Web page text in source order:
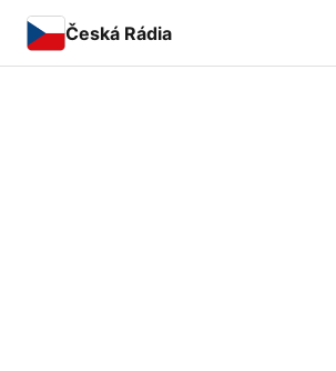
Česká Rádia